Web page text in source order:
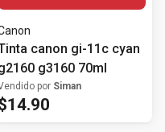
canon gi-11c cyan
g3160 70ml
por Siman
14.90